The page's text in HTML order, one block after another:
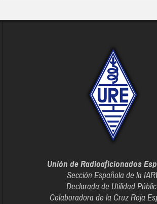
Unión de Radioaficionados
Sección Española de la
Declarada de Utilidad
Colaboradora de la Cruz Roja